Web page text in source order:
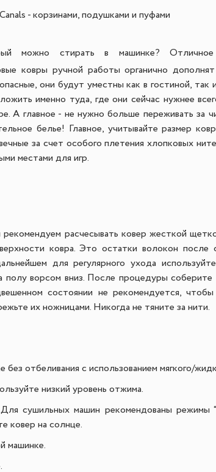
- корзинами, подушками и пуфами
можно стирать в машинке?
ковры ручной работы органично
они будут уместны как в гостиной, так
именно туда, где они сейчас нужнее
А главное - не нужно больше переживать за
белье! Главное, учитывайте размер
за счет особого плетения хлопковых
местами для игр.
расчесывать ковер жесткой
ковра. Это остатки волокон после
для регулярного ухода
полу ворсом вниз. После процедуры
состоянии не рекомендуется,
их ножницами. Никогда не тяните за нити.
без отбеливания с использованием мягкого/
низкий уровень отжима.
сушильных машин рекомендованы режимы
ковер на солнце.
машинке.